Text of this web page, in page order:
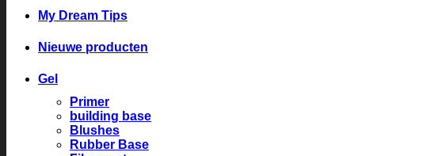
My Dream Tips
Nieuwe producten
Gel
Primer
building base
Blushes
Rubber Base